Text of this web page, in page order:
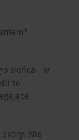
słońca - w
to
Nie